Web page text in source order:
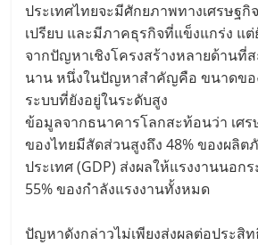
ประเทศไทยจะมีศักยภาพทางเศรษฐกิ
เปรียบ และมีภาคธุรกิจที่แข็งแกร่ง แ
จากปัญหาเชิงโครงสร้างหลายด้านที่ส
นาน หนึ่งในปัญหาสำคัญคือ ขนาดขอ
ระบบที่ยังอยู่ในระดับสูง
ข้อมูลจากธนาคารโลกสะท้อนว่า เศ
ของไทยมีสัดส่วนสูงถึง 48% ของผลิ
ประเทศ (GDP) ส่งผลให้แรงงานนอก
55% ของกำลังแรงงานทั้งหมด
ปัญหาดังกล่าวไม่เพียงส่งผลต่อประสิ